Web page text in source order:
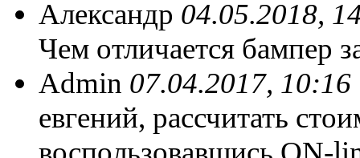
Александр 04.05.2018,
Чем отличается бампер
Admin 07.04.2017, 10:16
евгений, рассчитать